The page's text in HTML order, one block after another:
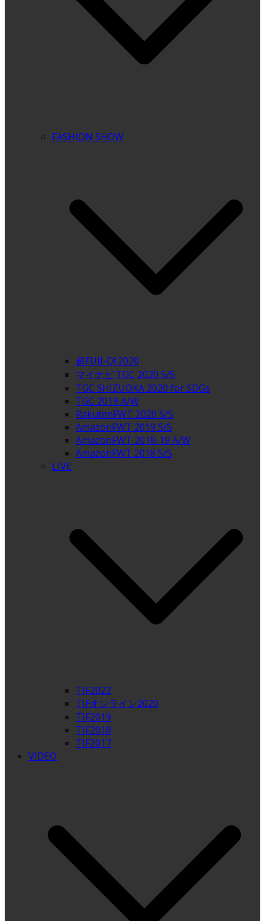
FASHION SHOW
超FUJI-Q! 2020
マイナビ TGC 2020 S/S
TGC SHIZUOKA 2020 for SDGs
TGC 2019 A/W
RakutenFWT 2020 S/S
AmazonFWT 2019 S/S
AmazonFWT 2018-19 A/W
AmazonFWT 2018 S/S
LIVE
TIF2022
TIFオンライン2020
TIF2019
TIF2018
TIF2017
VIDEO